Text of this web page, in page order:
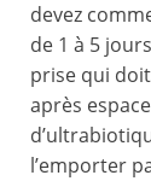
devez
de 1 à 5
prise qui
après
l’emporter